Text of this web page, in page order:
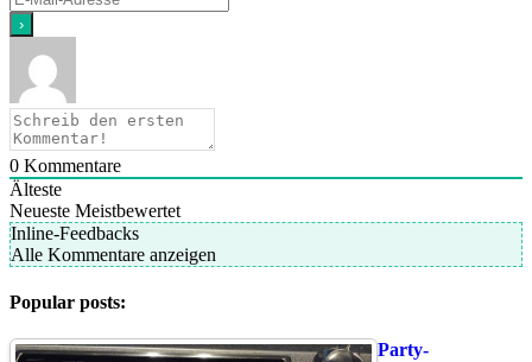
0 Kommentare
Älteste
Neueste Meistbewertet
Inline-Feedbacks
Alle Kommentare anzeigen
Popular posts:
Party-